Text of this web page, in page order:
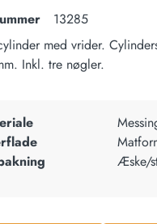
13285
med vrider.
Inkl. tre nøgler.
Æske/